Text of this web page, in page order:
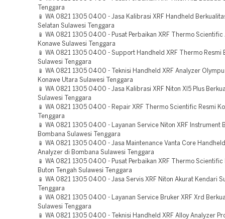
Tenggara
📱 WA 0821 1305 0400 - Jasa Kalibrasi XRF Handheld
Selatan Sulawesi Tenggara
📱 WA 0821 1305 0400 - Pusat Perbaikan XRF Thermo Scientific
Konawe Sulawesi Tenggara
📱 WA 0821 1305 0400 - Support Handheld XRF Thermo Resmi
Sulawesi Tenggara
📱 WA 0821 1305 0400 - Teknisi Handheld XRF Analyzer
Konawe Utara Sulawesi Tenggara
📱 WA 0821 1305 0400 - Jasa Kalibrasi XRF Niton Xl5 Plus
Sulawesi Tenggara
📱 WA 0821 1305 0400 - Repair XRF Thermo Scientific Resmi
Tenggara
📱 WA 0821 1305 0400 - Layanan Service Niton XRF Instrument
Bombana Sulawesi Tenggara
📱 WA 0821 1305 0400 - Jasa Maintenance Vanta Core
Analyzer di Bombana Sulawesi Tenggara
📱 WA 0821 1305 0400 - Pusat Perbaikan XRF Thermo Scientific
Buton Tengah Sulawesi Tenggara
📱 WA 0821 1305 0400 - Jasa Servis XRF Niton Akurat Kendari
Tenggara
📱 WA 0821 1305 0400 - Layanan Service Bruker XRF Xrd
Sulawesi Tenggara
📱 WA 0821 1305 0400 - Teknisi Handheld XRF Alloy Analyzer